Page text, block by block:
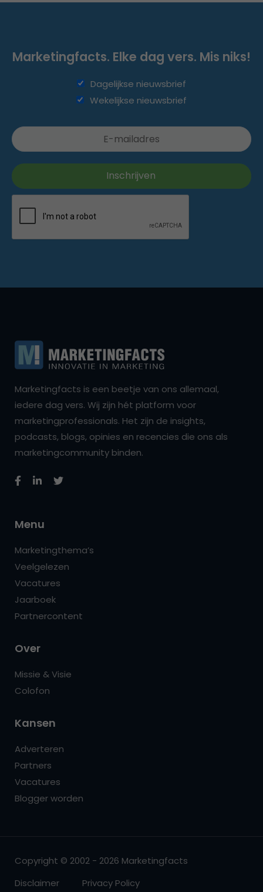
Marketingfacts. Elke dag vers. Mis niks!
Dagelijkse nieuwsbrief
Wekelijkse nieuwsbrief
Marketingfacts is een beetje van ons allemaal,
iedere dag vers. Wij zijn hét platform voor
marketingprofessionals. Het zijn de insights,
podcasts, blogs, opinies en recencies die ons als
marketingcommunity binden.
Menu
Marketingthema’s
Veelgelezen
Vacatures
Jaarboek
Partnercontent
Over
Missie & Visie
Colofon
Kansen
Adverteren
Partners
Vacatures
Blogger worden
Copyright © 2002 - 2026 Marketingfacts
Disclaimer
Privacy Policy